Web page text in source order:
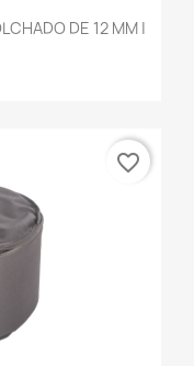
DE 12 MM |
favorite_border